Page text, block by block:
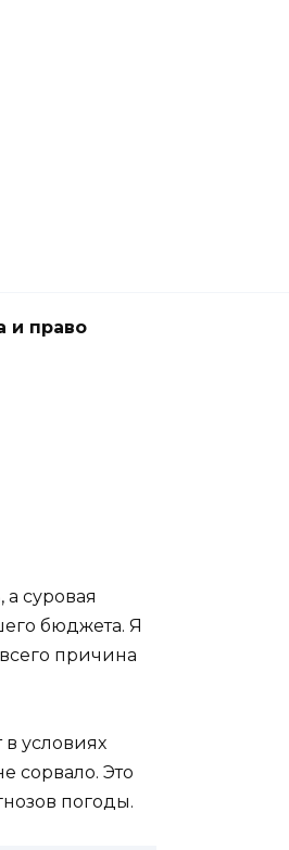
и право
суровая
бюджета. Я
причина
условиях
сорвало. Это
погоды.